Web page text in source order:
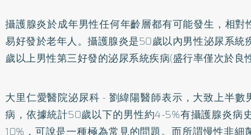
攝護腺炎於成年男性任何年齡層都有可能發生，相對
易好發於老年人。攝護腺炎是50歲以內男性泌尿系統
歲以上男性第三好發的泌尿系統疾病(盛行率僅次於良
大里仁愛醫院泌尿科 - 劉緯陽醫師表示，大致上半
病，依據統計50歲以下的男性約4-5%有攝護腺炎病
10%，可說是一種極為常見的問題。而所謂慢性非